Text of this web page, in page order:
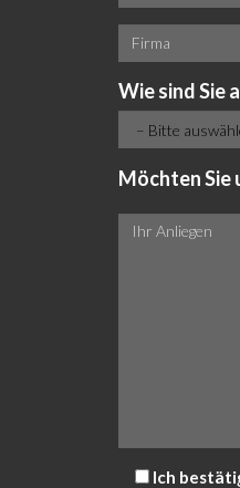
Wie sind Sie
Möchten Sie
Ich